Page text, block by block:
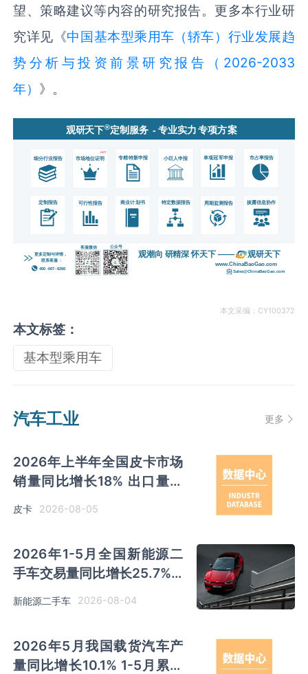
望、策略建议等内容的研究报告。更多本行业研
究详见《中国‌基本型乘用车（轿车）‌行业发展趋
势分析与投资前景研究报告（2026-2033
年） 》。
本文采编：CY100372
本文标签：
基本型乘用车
汽车工业 更多
2026年上半年全国皮卡市场
销量同比增长18% 出口量同
比增长34% 长城汽车销量领
先
皮卡 2026-08-05
2026年1-5月全国新能源二
手车交易量同比增长25.7% 5
月份使用年限2-4年以下交易
量占比升至44.1%
新能源二手车 2026-08-04
2026年5月我国载货汽车产
量同比增长10.1% 1-5月累计